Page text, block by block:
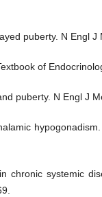
puberty. N Engl J
of
puberty. N Engl J
chronic systemic